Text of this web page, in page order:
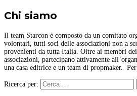
Chi siamo
Il team Starcon è composto da un comitato
volontari, tutti soci delle associazioni non a
provenienti da tutta Italia. Oltre ai membri
associazioni, partecipano attivamente
una casa editrice e un team di propmaker.
Ricerca per: